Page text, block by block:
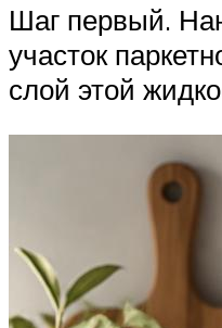
Шаг первый.
участок
слой этой